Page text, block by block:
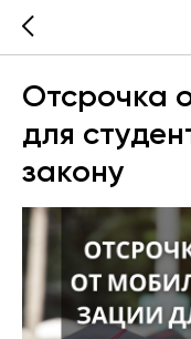
Отсрочка
для
закону